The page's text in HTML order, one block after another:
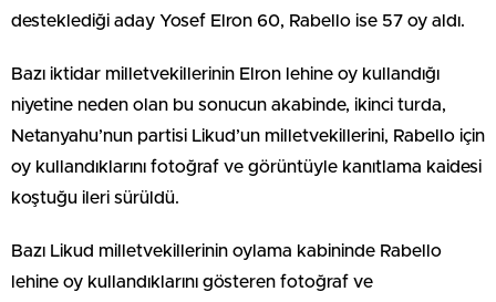
desteklediği aday Yosef Elron 60, Rabello ise 57 oy aldı.
Bazı iktidar milletvekillerinin Elron lehine oy kullandığı
niyetine neden olan bu sonucun akabinde, ikinci turda,
Netanyahu’nun partisi Likud’un milletvekillerini, Rabello için
oy kullandıklarını fotoğraf ve görüntüyle kanıtlama kaidesi
koştuğu ileri sürüldü.
Bazı Likud milletvekillerinin oylama kabininde Rabello
lehine oy kullandıklarını gösteren fotoğraf ve